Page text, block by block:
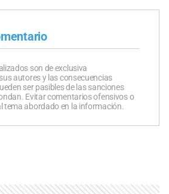
son de exclusiva
autores y las consecuencias
ser pasibles de las sanciones
Evitar comentarios ofensivos o
tema abordado en la información.